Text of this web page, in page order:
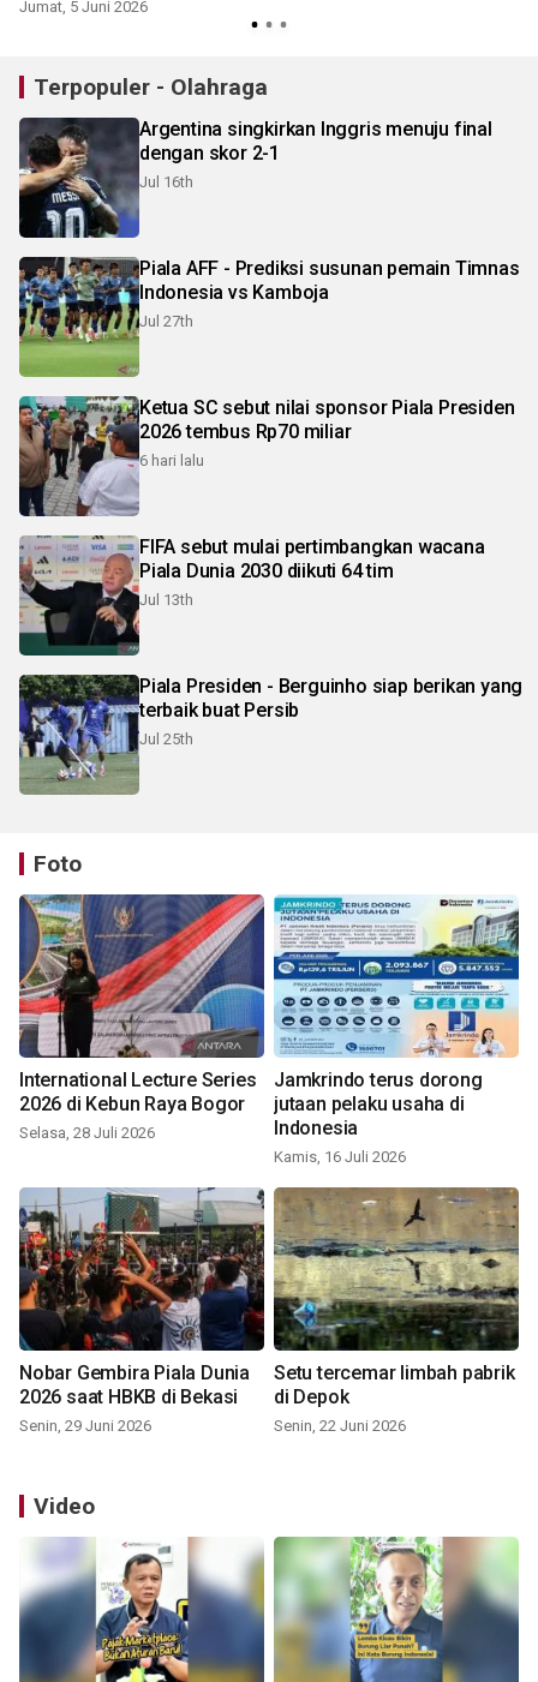
Jumat, 5 Juni 2026
Terpopuler - Olahraga
Argentina singkirkan Inggris menuju final
dengan skor 2-1
Jul 16th
Piala AFF - Prediksi susunan pemain Timnas
Indonesia vs Kamboja
Jul 27th
Ketua SC sebut nilai sponsor Piala Presiden
2026 tembus Rp70 miliar
6 hari lalu
FIFA sebut mulai pertimbangkan wacana
Piala Dunia 2030 diikuti 64 tim
Jul 13th
Piala Presiden - Berguinho siap berikan yang
terbaik buat Persib
Jul 25th
Foto
International Lecture Series
2026 di Kebun Raya Bogor
Selasa, 28 Juli 2026
Jamkrindo terus dorong
jutaan pelaku usaha di
Indonesia
Kamis, 16 Juli 2026
Nobar Gembira Piala Dunia
2026 saat HBKB di Bekasi
Senin, 29 Juni 2026
Setu tercemar limbah pabrik
di Depok
Senin, 22 Juni 2026
Video